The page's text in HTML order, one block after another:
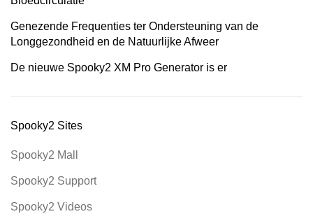
Genezende Frequenties ter Ondersteuning van de
Longgezondheid en de Natuurlijke Afweer
De nieuwe Spooky2 XM Pro Generator is er
Spooky2 Sites
Spooky2 Mall
Spooky2 Support
Spooky2 Videos